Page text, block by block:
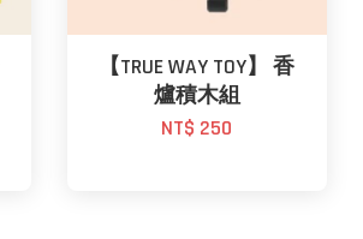
【TRUE WAY TOY】 香
爐積木組
NT$ 250